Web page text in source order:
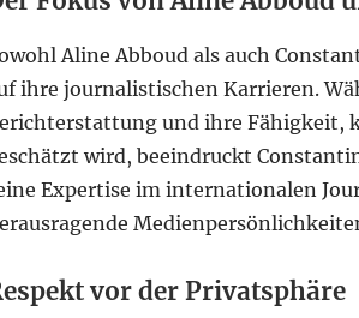
Aline Abboud als auch
ihre journalistischen Karrieren.
und ihre Fähigkeit,
wird, beeindruckt
Expertise im internationalen
vor der Privatsphäre